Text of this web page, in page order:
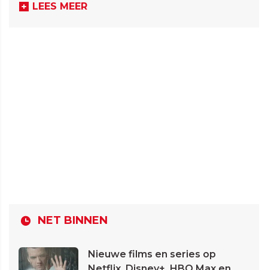
LEES MEER
NET BINNEN
Nieuwe films en series op